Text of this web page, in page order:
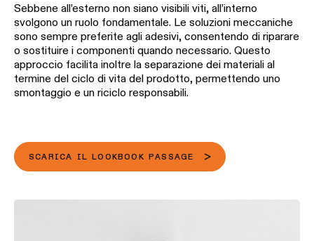
Sebbene all’esterno non siano visibili viti, all’interno
svolgono un ruolo fondamentale. Le soluzioni meccaniche
sono sempre preferite agli adesivi, consentendo di riparare
o sostituire i componenti quando necessario. Questo
approccio facilita inoltre la separazione dei materiali al
termine del ciclo di vita del prodotto, permettendo uno
smontaggio e un riciclo responsabili.
SCARICA IL LOOKBOOK PASSAGE